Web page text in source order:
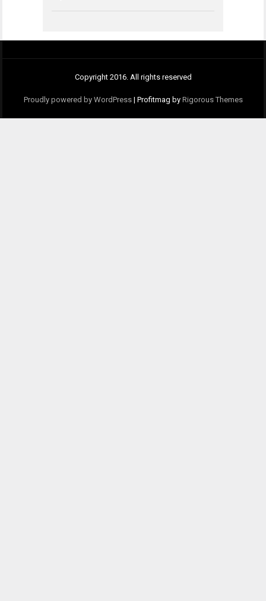
Copyright 2016. All rights reserved
Proudly powered by WordPress | Profitmag by Rigorous Themes